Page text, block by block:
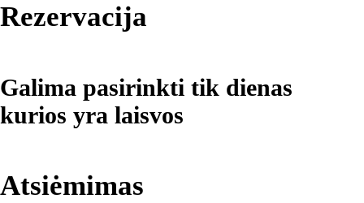
Rezervacija
Galima pasirinkti tik dienas
kurios yra laisvos
Atsiėmimas